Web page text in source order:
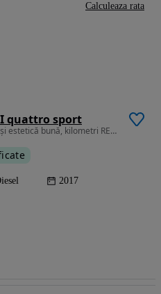
quattro sport
1968 cm3 • 150 CP • stare tehnică și estetică bună, kilometri REALI, accept verificare
2017
Calculeaza rata